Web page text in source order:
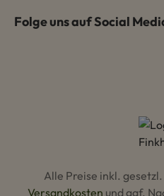
Folge uns auf Social
Alle Preise inkl.
Versandkosten und ggf.